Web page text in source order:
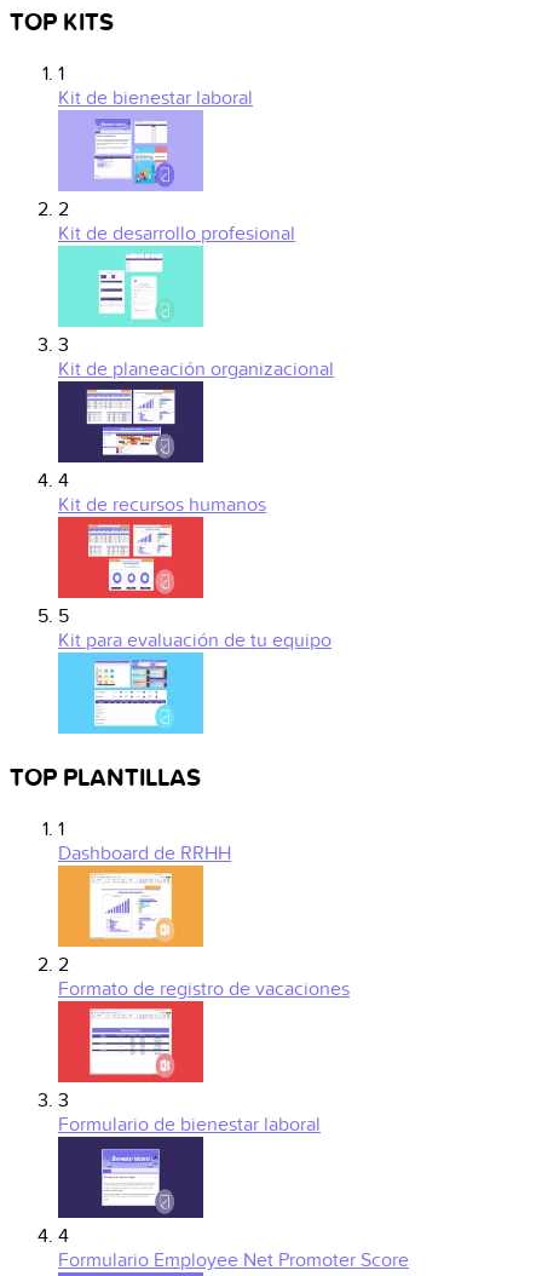
TOP KITS
1
Kit de bienestar laboral
2
Kit de desarrollo profesional
3
Kit de planeación organizacional
4
Kit de recursos humanos
5
Kit para evaluación de tu equipo
TOP PLANTILLAS
1
Dashboard de RRHH
2
Formato de registro de vacaciones
3
Formulario de bienestar laboral
4
Formulario Employee Net Promoter Score